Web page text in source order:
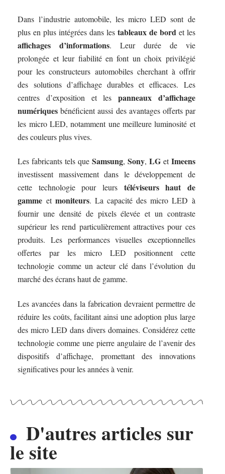
Dans l’industrie automobile, les micro LED sont de
plus en plus intégrées dans les tableaux de bord et les
affichages d’informations. Leur durée de vie
prolongée et leur fiabilité en font un choix privilégié
pour les constructeurs automobiles cherchant à offrir
des solutions d’affichage durables et efficaces. Les
centres d’exposition et les panneaux d’affichage
numériques bénéficient aussi des avantages offerts par
les micro LED, notamment une meilleure luminosité et
des couleurs plus vives.
Les fabricants tels que Samsung, Sony, LGetImeens
investissent massivement dans le développement de
cette technologie pour leurs téléviseurs haut de
gamme et moniteurs. La capacité des micro LED à
fournir une densité de pixels élevée et un contraste
supérieur les rend particulièrement attractives pour ces
produits. Les performances visuelles exceptionnelles
offertes par les micro LED positionnent cette
technologie comme un acteur clé dans l’évolution du
marché des écrans haut de gamme.
Les avancées dans la fabrication devraient permettre de
réduire les coûts, facilitant ainsi une adoption plus large
des micro LED dans divers domaines. Considérez cette
technologie comme une pierre angulaire de l’avenir des
dispositifs d’affichage, promettant des innovations
significatives pour les années à venir.
D'autres articles sur
le site